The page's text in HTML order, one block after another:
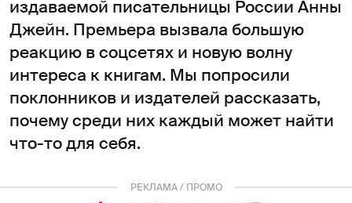
издаваемой писательницы России Анны
Джейн. Премьера вызвала большую
реакцию в соцсетях и новую волну
интереса к книгам. Мы попросили
поклонников и издателей рассказать,
почему среди них каждый может найти
что-то для себя.
РЕКЛАМА / ПРОМО